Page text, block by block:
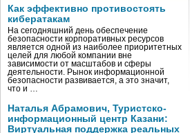
Как эффективно противостоять
кибератакам
На сегодняшний день обеспечение
безопасности корпоративных ресурсов
является одной из наиболее приоритетных
целей для любой компании вне
зависимости от масштабов и сферы
деятельности. Рынок информационной
безопасности развивается, а это значит,
что и …
Наталья Абрамович, Туристско-
информационный центр Казани:
Виртуальная поддержка реальных